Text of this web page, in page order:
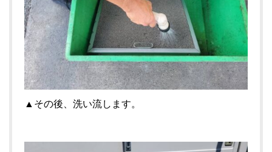
▲その後、洗い流します。